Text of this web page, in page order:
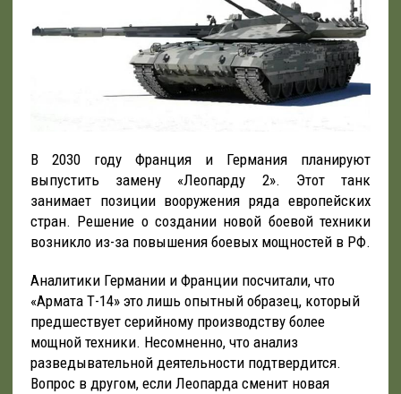
В 2030 году Франция и Германия планируют
выпустить замену «Леопарду 2». Этот танк
занимает позиции вооружения ряда европейских
стран. Решение о создании новой боевой техники
возникло из-за повышения боевых мощностей в РФ.
Аналитики Германии и Франции посчитали, что
«Армата Т-14» это лишь опытный образец, который
предшествует серийному производству более
мощной техники. Несомненно, что анализ
разведывательной деятельности подтвердится.
Вопрос в другом, если Леопарда сменит новая